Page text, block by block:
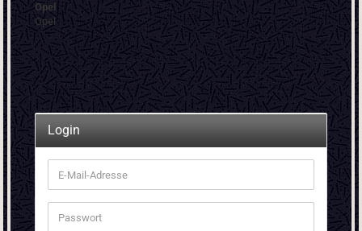
Opel
Opel
Login
E-
Mail-
Adresse
Passwort